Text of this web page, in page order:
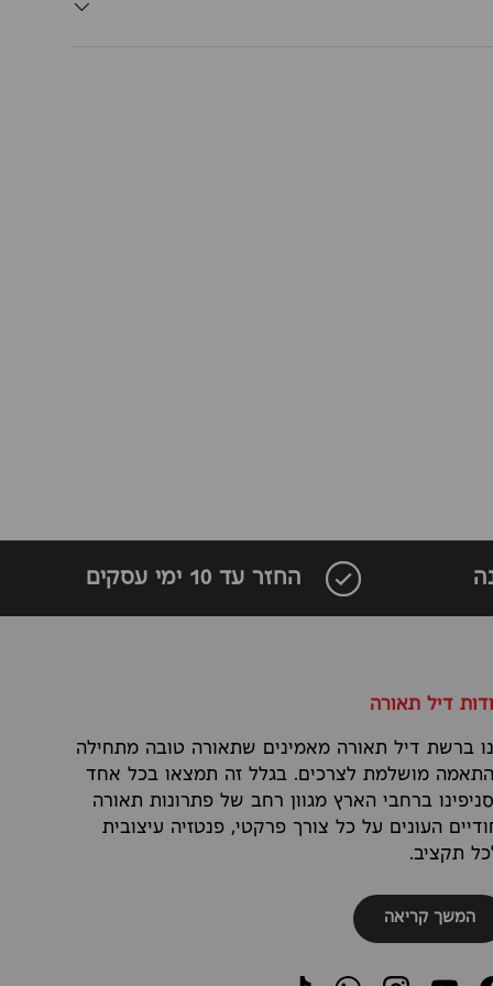
החזר עד 10 ימי עסקים
דיל תאורה
ברשת דיל תאורה מאמינים שתאורה טובה מתחילה
מושלמת לצרכים. בגלל זה תמצאו בכל אחד
ברחבי הארץ מגוון רחב של פתרונות תאורה
העונים על כל צורך פרקטי, פנטזיה עיצובית
תקציב.
המשך קריאה